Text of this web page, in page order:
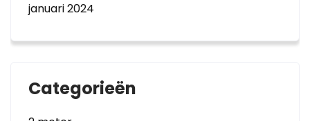
januari 2024
Categorieën